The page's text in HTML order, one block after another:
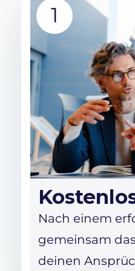
1
Nach einem
gemeinsam
deinen